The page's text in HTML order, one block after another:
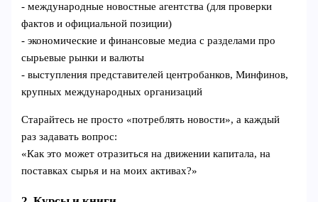
- международные новостные агентства (для проверки
фактов и официальной позиции)
- экономические и финансовые медиа с разделами про
сырьевые рынки и валюты
- выступления представителей центробанков, Минфинов,
крупных международных организаций
Старайтесь не просто «потреблять новости», а каждый
раз задавать вопрос:
«Как это может отразиться на движении капитала, на
поставках сырья и на моих активах?»